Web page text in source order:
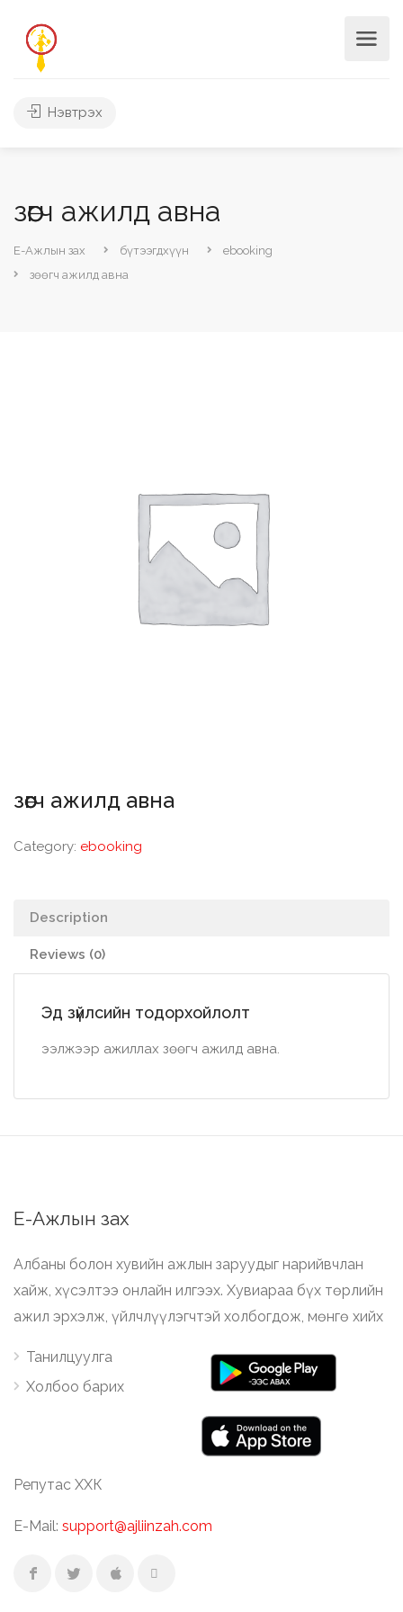
Нэвтрэх
зөөгч ажилд авна
Е-Ажлын зах бүтээгдхүүн
ebooking
зөөгч ажилд авна
зөөгч ажилд авна
Category: ebooking
Description
Reviews (0)
Эд зүйлсийн тодорхойлолт
ээлжээр ажиллах зөөгч ажилд авна.
Е-Ажлын зах
Албаны болон хувийн ажлын заруудыг нарийвчлан
хайж, хүсэлтээ онлайн илгээх. Хувиараа бүх төрлийн
ажил эрхэлж, үйлчлүүлэгчтэй холбогдож, мөнгө хийх
Танилцуулга
Холбоо барих
Репутас ХХК
E-Mail: support@ajliinzah.com